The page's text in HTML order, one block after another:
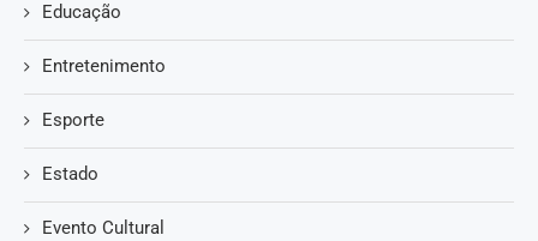
Educação
Entretenimento
Esporte
Estado
Evento Cultural